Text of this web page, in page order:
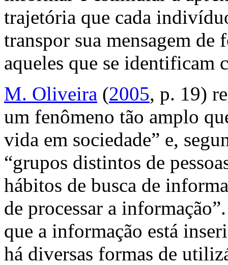
trajetória que cada
transpor sua mensagem de
aqueles que se identificam
M. Oliveira (2005, p. 19)
um fenômeno tão amplo
vida em sociedade” e,
“grupos distintos de
hábitos de busca de
de processar a
que a informação está
há diversas formas de